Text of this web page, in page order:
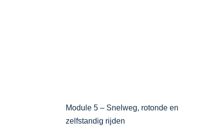
Module 5 – Snelweg, rotonde en
zelfstandig rijden